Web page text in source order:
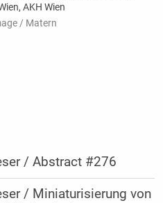
AKH Wien
/ Matern
/ Abstract #276
/ Miniaturisierung von